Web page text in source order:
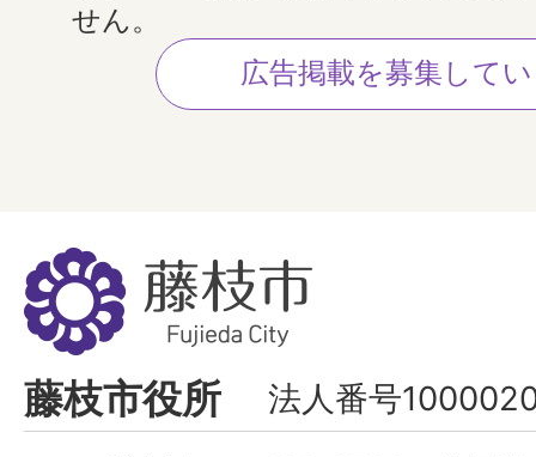
せん。
広告掲載を募集して
藤
枝
市
Fujieda
City
藤枝市役所 法人番号